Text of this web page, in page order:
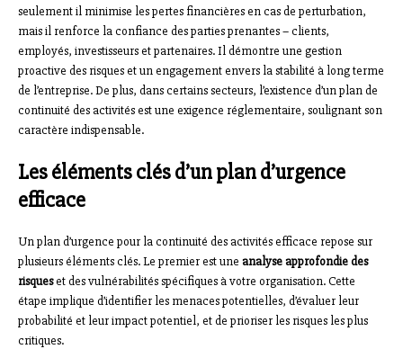
seulement il minimise les pertes financières en cas de perturbation,
mais il renforce la confiance des parties prenantes – clients,
employés, investisseurs et partenaires. Il démontre une gestion
proactive des risques et un engagement envers la stabilité à long terme
de l’entreprise. De plus, dans certains secteurs, l’existence d’un plan de
continuité des activités est une exigence réglementaire, soulignant son
caractère indispensable.
Les éléments clés d’un plan d’urgence
efficace
Un plan d’urgence pour la continuité des activités efficace repose sur
plusieurs éléments clés. Le premier est une analyse approfondie des
risqueset des vulnérabilités spécifiques à votre organisation. Cette
étape implique d’identifier les menaces potentielles, d’évaluer leur
probabilité et leur impact potentiel, et de prioriser les risques les plus
critiques.